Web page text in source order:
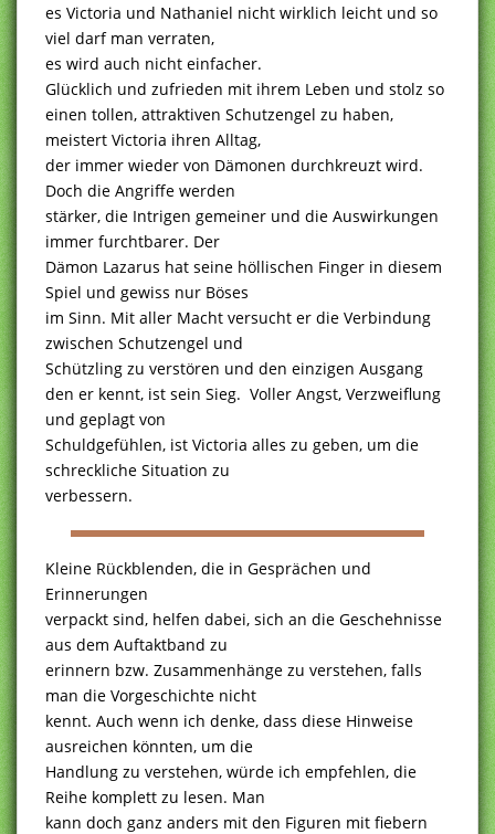
es Victoria und Nathaniel nicht wirklich leicht und so
viel darf man verraten,
es wird auch nicht einfacher.
Glücklich und zufrieden mit ihrem Leben und stolz so
einen tollen, attraktiven Schutzengel zu haben,
meistert Victoria ihren Alltag,
der immer wieder von Dämonen durchkreuzt wird.
Doch die Angriffe werden
stärker, die Intrigen gemeiner und die Auswirkungen
immer furchtbarer. Der
Dämon Lazarus hat seine höllischen Finger in diesem
Spiel und gewiss nur Böses
im Sinn. Mit aller Macht versucht er die Verbindung
zwischen Schutzengel und
Schützling zu verstören und den einzigen Ausgang
den er kennt, ist sein Sieg. Voller Angst, Verzweiflung
und geplagt von
Schuldgefühlen, ist Victoria alles zu geben, um die
schreckliche Situation zu
verbessern.
Kleine Rückblenden, die in Gesprächen und
Erinnerungen
verpackt sind, helfen dabei, sich an die Geschehnisse
aus dem Auftaktband zu
erinnern bzw. Zusammenhänge zu verstehen, falls
man die Vorgeschichte nicht
kennt. Auch wenn ich denke, dass diese Hinweise
ausreichen könnten, um die
Handlung zu verstehen, würde ich empfehlen, die
Reihe komplett zu lesen. Man
kann doch ganz anders mit den Figuren mit fiebern